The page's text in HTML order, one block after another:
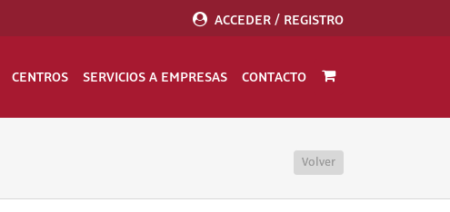
ACCEDER / REGISTRO
CENTROS SERVICIOS A EMPRESAS CONTACTO
Volver